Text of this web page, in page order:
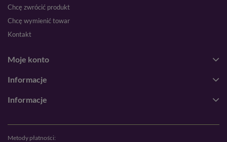
Chcę zwrócić produkt
Chcę wymienić towar
Kontakt
Moje konto
Informacje
Informacje
Metody płatności: